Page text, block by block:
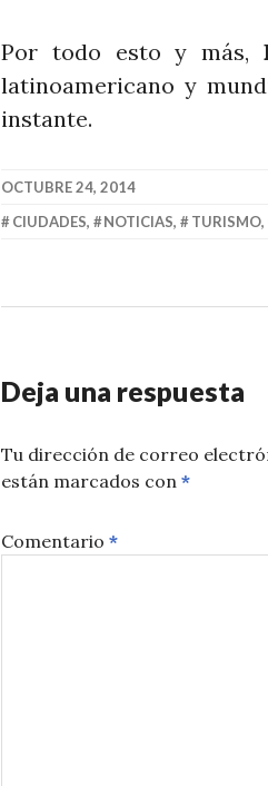
Por todo esto y más,
latinoamericano y
instante.
OCTUBRE 24, 2014
CIUDADES, NOTICIAS, TURISMO,
Deja una respuesta
Tu dirección de correo
están marcados con *
Comentario *